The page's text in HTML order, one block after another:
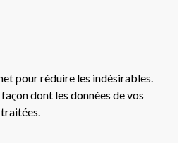
pour réduire les indésirables.
dont les données de vos
.